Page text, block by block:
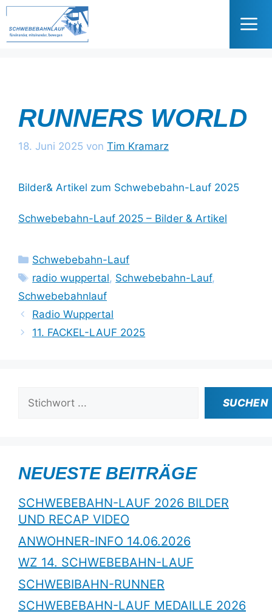
Zum
springen
RUNNERS WORLD
18. Juni 2025 von Tim Kramarz
Bilder& Artikel zum Schwebebahn-Lauf 2025
Schwebebahn-Lauf 2025 – Bilder & Artikel
Kategorien
Schwebebahn-Lauf
Schlagwörter
radio wuppertal, Schwebebahn-Lauf,
Schwebebahnlauf
Radio Wuppertal
11. FACKEL-LAUF 2025
SUCHEN
NEUESTE BEITRÄGE
SCHWEBEBAHN-LAUF 2026 BILDER
UND RECAP VIDEO
ANWOHNER-INFO 14.06.2026
WZ 14. SCHWEBEBAHN-LAUF
SCHWEBIBAHN-RUNNER
SCHWEBEBAHN-LAUF MEDAILLE 2026